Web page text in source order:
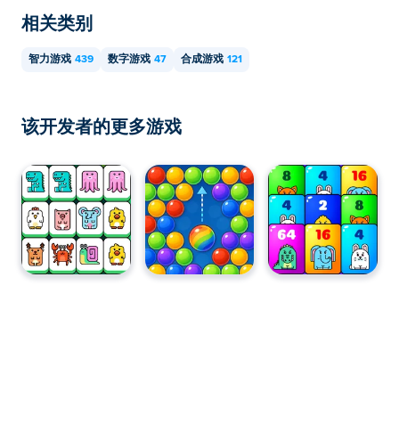
相关类别
智力游戏 439 数字游戏 47 合成游戏 121
该开发者的更多游戏